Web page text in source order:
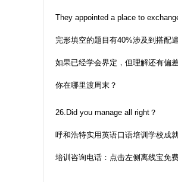
They appointed a place to
完形填空的题目有40%涉及到搭配遣
如果已经学会界定，但理解还有偏
你在哪里渡周末？
26.Did you manage all right？
呼和浩特实用英语口语培训学校成
培训咨询电话：点击左侧离线宝免